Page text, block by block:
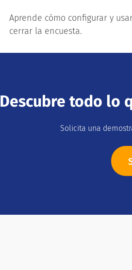
Aprende cómo configurar y
cerrar la encuesta.
Descubre todo lo
Solicita una